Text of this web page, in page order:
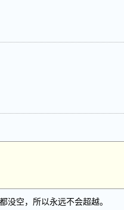
没空，所以永远不会超越。